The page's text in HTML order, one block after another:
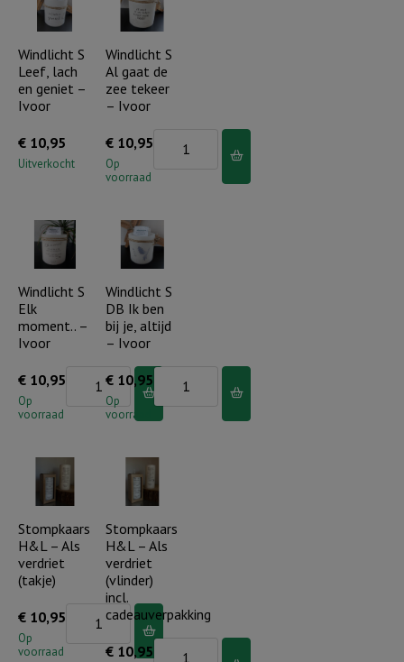
Ivoor
een
geschenk
-
Ivoor
Windlicht S
Leef, lach
en geniet –
Ivoor
€ 10,95
Uitverkocht
Windlicht S
Al gaat de
zee tekeer
– Ivoor
€ 10,95
Op
voorraad
de
zee
tekeer
-
Ivoor
Windlicht S
Elk
moment.. –
Ivoor
€ 10,95
Op
voorraad
Windlicht
Ivoor
aantal
Windlicht S
DB Ik ben
bij je, altijd
– Ivoor
€ 10,95
Op
voorraad
S
DB
je,
altijd
aantal
Stompkaars
H&L – Als
verdriet
(takje)
€ 10,95
Op
voorraad
Stompkaars
Stompkaars
H&L – Als
verdriet
(vlinder)
incl.
cadeauverpakking
€ 10,95